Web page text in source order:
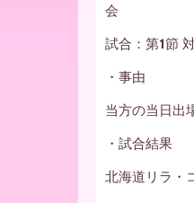
ア
北
海
会
試合：第1節
・事由
当方の当日出
・試合結果
北海道リラ・